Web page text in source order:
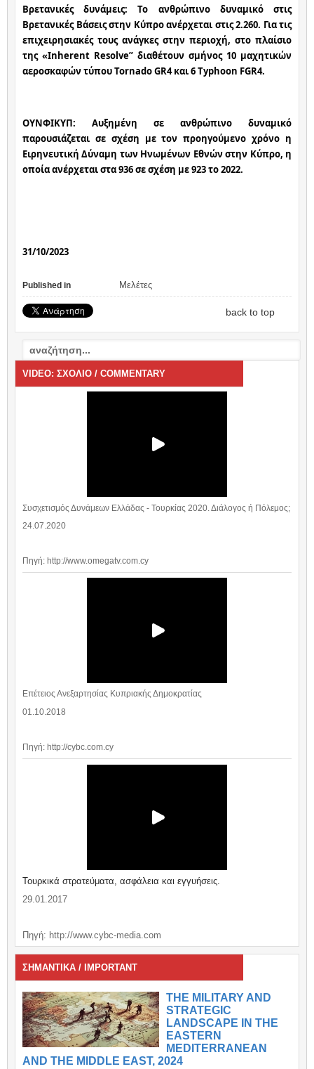
Βρετανικές δυνάμεις: Το ανθρώπινο δυναμικό στις
Βρετανικές Βάσεις στην Κύπρο ανέρχεται στις 2.260. Για τις
επιχειρησιακές τους ανάγκες στην περιοχή, στο πλαίσιο
της «Inherent Resolve” διαθέτουν σμήνος 10 μαχητικών
αεροσκαφών τύπου Tornado GR4 και 6 Typhoon FGR4.
ΟΥΝΦΙΚΥΠ: Αυξημένη σε ανθρώπινο δυναμικό
παρουσιάζεται σε σχέση με τον προηγούμενο χρόνο η
Ειρηνευτική Δύναμη των Ηνωμένων Εθνών στην Κύπρο, η
οποία ανέρχεται στα 936 σε σχέση με 923 το 2022.
31/10/2023
Published in Μελέτες
back to top
VIDEO: ΣΧΟΛΙΟ / COMMENTARY
Συσχετισμός Δυνάμεων Ελλάδας - Τουρκίας 2020. Διάλογος ή Πόλεμος;
24.07.2020
Πηγή: http://www.omegatv.com.cy
Επέτειος Ανεξαρτησίας Κυπριακής Δημοκρατίας
01.10.2018
Πηγή: http://cybc.com.cy
Τουρκικά στρατεύματα, ασφάλεια και εγγυήσεις.
29.01.2017
Πηγή: http://www.cybc-media.com
ΣΗΜΑΝΤΙΚΑ / IMPORTANT
THE MILITARY AND
STRATEGIC
LANDSCAPE IN THE
EASTERN
MEDITERRANEAN
AND THE MIDDLE EAST, 2024